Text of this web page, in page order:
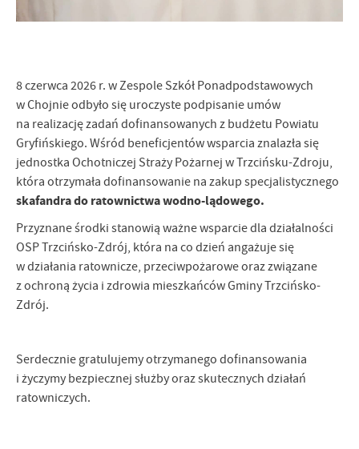
8 czerwca 2026 r. w Zespole Szkół Ponadpodstawowych
w Chojnie odbyło się uroczyste podpisanie umów
na realizację zadań dofinansowanych z budżetu Powiatu
Gryfińskiego. Wśród beneficjentów wsparcia znalazła się
jednostka Ochotniczej Straży Pożarnej w Trzcińsku-Zdroju,
która otrzymała dofinansowanie na zakup specjalistycznego
skafandra do ratownictwa wodno-lądowego.
Przyznane środki stanowią ważne wsparcie dla działalności
OSP Trzcińsko-Zdrój, która na co dzień angażuje się
w działania ratownicze, przeciwpożarowe oraz związane
z ochroną życia i zdrowia mieszkańców Gminy Trzcińsko-
Zdrój.
Serdecznie gratulujemy otrzymanego dofinansowania
i życzymy bezpiecznej służby oraz skutecznych działań
ratowniczych.
treści w postaci wiadomości, ofert, komunikatów mediów